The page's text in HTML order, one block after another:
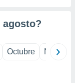
agosto?
Octubre